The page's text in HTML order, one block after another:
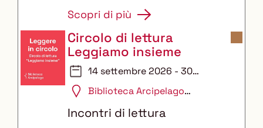
Scopri di più
Circolo di lettura
Leggiamo insieme
14 settembre 2026 - 30
giugno 2027
Biblioteca Arcipelago
Incontri di lettura